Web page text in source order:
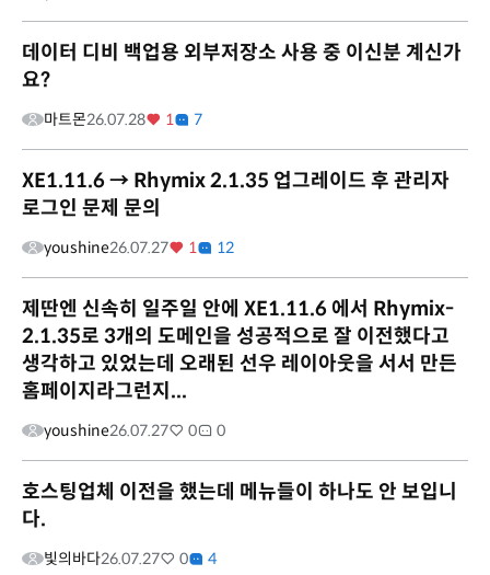
데이터 디비 백업용 외부저장소 사용 중 이신분 계신가
요?
마트몬26.07.28 1 7
XE1.11.6 → Rhymix 2.1.35 업그레이드 후 관리자
로그인 문제 문의
youshine26.07.27 1 12
제딴엔 신속히 일주일 안에 XE1.11.6 에서 Rhymix-
2.1.35로 3개의 도메인을 성공적으로 잘 이전했다고
생각하고 있었는데 오래된 선우 레이아웃을 서서 만든
홈페이지라그런지...
youshine26.07.27 0 0
호스팅업체 이전을 했는데 메뉴들이 하나도 안 보입니
다.
빛의바다26.07.27 0 4